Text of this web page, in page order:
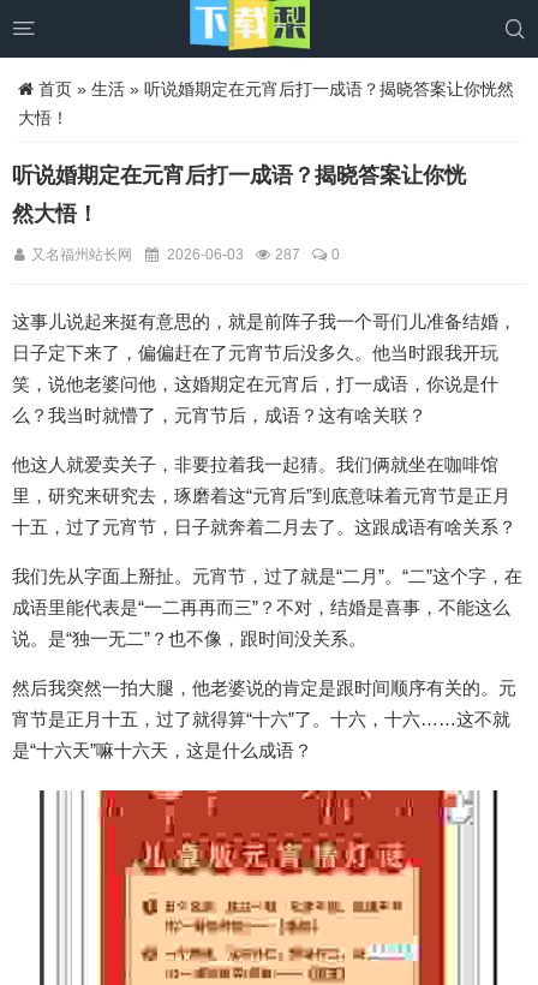
 
首页 » 生活 » 听说婚期定在元宵后打一成语？揭晓答案让你恍然
大悟！
听说婚期定在元宵后打一成语？揭晓答案让你恍
然大悟！
又名福州站长网 2026-06-03 287 0
这事儿说起来挺有意思的，就是前阵子我一个哥们儿准备结婚，
日子定下来了，偏偏赶在了元宵节后没多久。他当时跟我开玩
笑，说他老婆问他，这婚期定在元宵后，打一成语，你说是什
么？我当时就懵了，元宵节后，成语？这有啥关联？
他这人就爱卖关子，非要拉着我一起猜。我们俩就坐在咖啡馆
里，研究来研究去，琢磨着这“元宵后”到底意味着元宵节是正月
十五，过了元宵节，日子就奔着二月去了。这跟成语有啥关系？
我们先从字面上掰扯。元宵节，过了就是“二月”。“二”这个字，在
成语里能代表是“一二再再而三”？不对，结婚是喜事，不能这么
说。是“独一无二”？也不像，跟时间没关系。
然后我突然一拍大腿，他老婆说的肯定是跟时间顺序有关的。元
宵节是正月十五，过了就得算“十六”了。十六，十六……这不就
是“十六天”嘛十六天，这是什么成语？